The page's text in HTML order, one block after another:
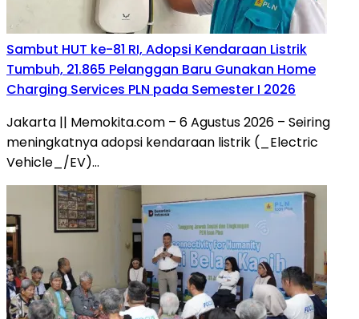
Sambut HUT ke-81 RI, Adopsi Kendaraan Listrik
Tumbuh, 21.865 Pelanggan Baru Gunakan Home
Charging Services PLN pada Semester I 2026
Jakarta || Memokita.com – 6 Agustus 2026 – Seiring
meningkatnya adopsi kendaraan listrik (_Electric
Vehicle_/EV)…